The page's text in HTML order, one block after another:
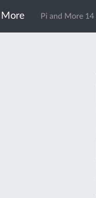
More Pi and More 14